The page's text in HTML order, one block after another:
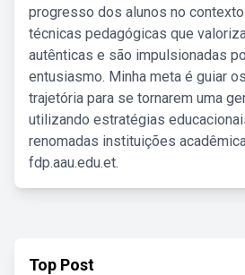
progresso dos alunos no
técnicas pedagógicas que
autênticas e são impulsionadas
entusiasmo. Minha meta é guiar
trajetória para se tornarem uma
utilizando estratégias
renomadas instituições
fdp.aau.edu.et.
Top Post